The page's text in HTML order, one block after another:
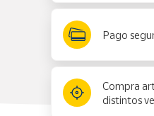
Pago
Compra
distintos